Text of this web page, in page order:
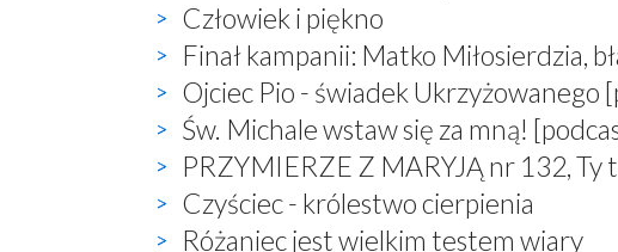
Człowiek i piękno
Finał kampanii: Matko Miłosierdzia,
Ojciec Pio - świadek Ukrzyżowanego
Św. Michale wstaw się za mną!
PRZYMIERZE Z MARYJĄ nr 132, Ty
Czyściec - królestwo cierpienia
Różaniec jest wielkim testem wiary